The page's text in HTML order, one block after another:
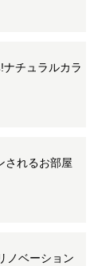
チュラルカラ
されるお部屋
ノベーション